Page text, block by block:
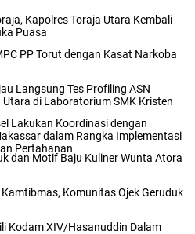
Kapolres Toraja Utara Kembali
Puasa
PP Torut dengan Kasat Narkoba
Langsung Tes Profiling ASN
di Laboratorium SMK Kristen
Lakukan Koordinasi dengan
dalam Rangka Implementasi
Pertahanan
dan Motif Baju Kuliner Wunta Atora
Komunitas Ojek Geruduk
Kodam XIV/Hasanuddin Dalam